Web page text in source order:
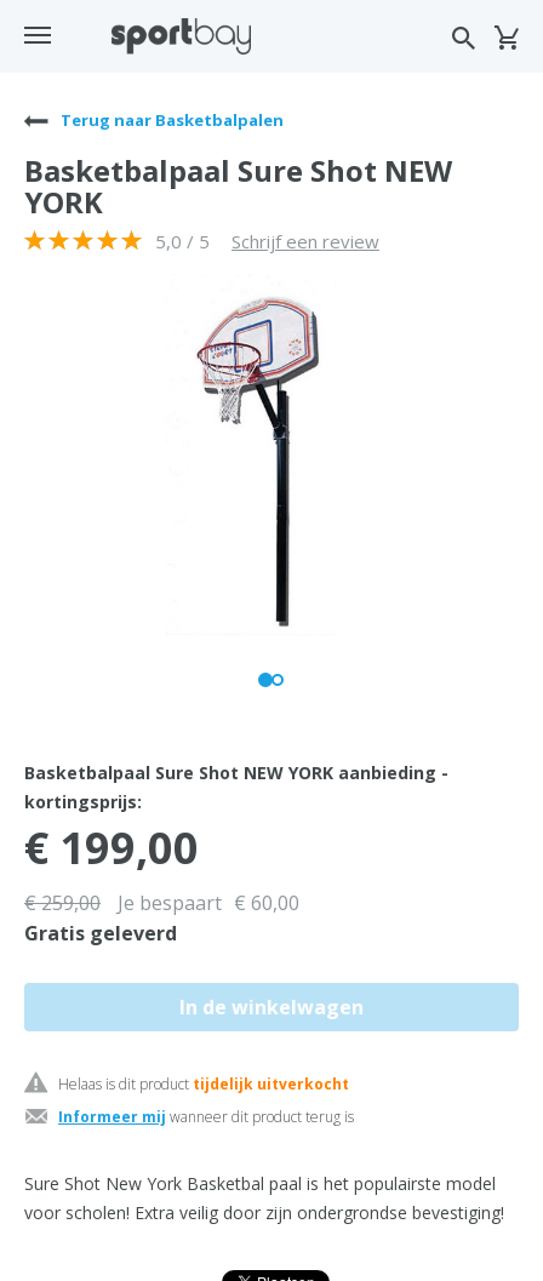
Terug naar Basketbalpalen
Basketbalpaal Sure Shot NEW
YORK
5,0 / 5 Schrijf een review
Basketbalpaal Sure Shot NEW YORK aanbieding -
kortingsprijs:
€ 199,00
€ 259,00 Je bespaart € 60,00
Gratis geleverd
Helaas is dit product tijdelijk uitverkocht
Informeer mij wanneer dit product terug is
Sure Shot New York Basketbal paal is het populairste model
voor scholen! Extra veilig door zijn ondergrondse bevestiging!